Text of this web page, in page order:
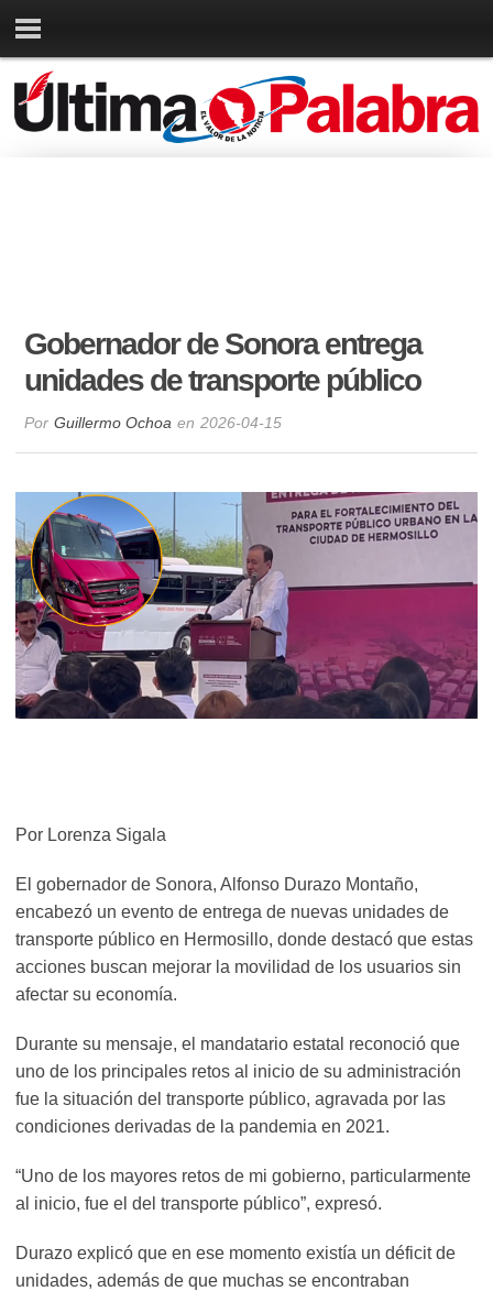
Gobernador de Sonora entrega
unidades de transporte público
Por Guillermo Ochoa en 2026-04-15
Por Lorenza Sigala
El gobernador de Sonora, Alfonso Durazo Montaño,
encabezó un evento de entrega de nuevas unidades de
transporte público en Hermosillo, donde destacó que estas
acciones buscan mejorar la movilidad de los usuarios sin
afectar su economía.
Durante su mensaje, el mandatario estatal reconoció que
uno de los principales retos al inicio de su administración
fue la situación del transporte público, agravada por las
condiciones derivadas de la pandemia en 2021.
“Uno de los mayores retos de mi gobierno, particularmente
al inicio, fue el del transporte público”, expresó.
Durazo explicó que en ese momento existía un déficit de
unidades, además de que muchas se encontraban